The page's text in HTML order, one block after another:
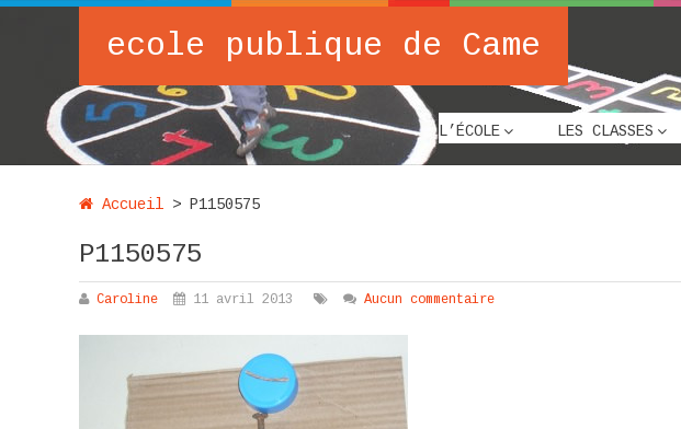
ecole publique de Came
L’ÉCOLE LES CLASSES
Accueil > P1150575
P1150575
Caroline 11 avril 2013 Aucun commentaire